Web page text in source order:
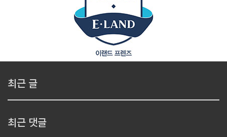
최근 글
최근 댓글